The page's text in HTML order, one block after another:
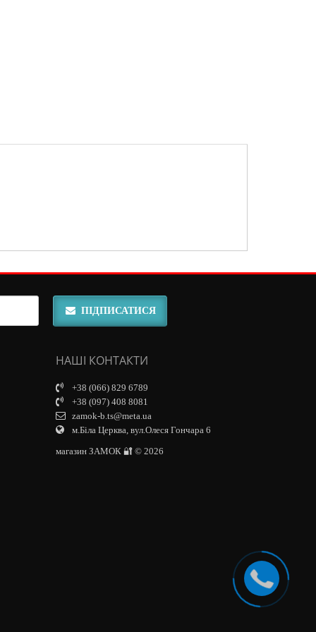
ПІДПИСАТИСЯ
НАШІ КОНТАКТИ
+38 (066) 829 6789
+38 (097) 408 8081
zamok-b.ts@meta.ua
м.Біла Церква, вул.Олеся Гончара 6
магазин ЗАМОК 🔐 © 2026